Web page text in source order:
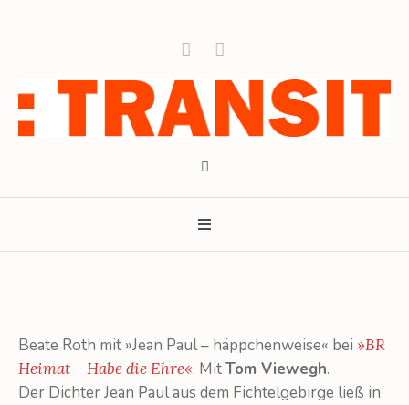
Beate Roth mit »Jean Paul – häppchenweise« bei »BR
Heimat – Habe die Ehre«. MitTom Viewegh.
Der Dichter Jean Paul aus dem Fichtelgebirge ließ in